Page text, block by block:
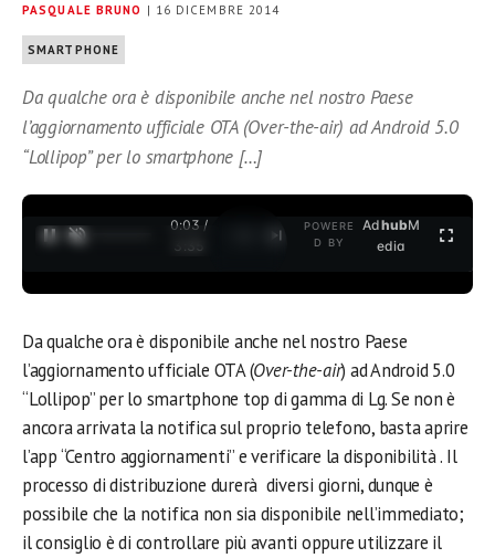
PASQUALE BRUNO | 16 DICEMBRE 2014
SMARTPHONE
Da qualche ora è disponibile anche nel nostro Paese
l’aggiornamento ufficiale OTA (Over-the-air) ad Android 5.0
“Lollipop” per lo smartphone […]
0:03 /
3:35
POWERE
D BY
AdhubM
edia
Da qualche ora è disponibile anche nel nostro Paese
l’aggiornamento ufficiale OTA (Over-the-air) ad Android 5.0
“Lollipop” per lo smartphone top di gamma di Lg. Se non è
ancora arrivata la notifica sul proprio telefono, basta aprire
l’app “Centro aggiornamenti” e verificare la disponibilità . Il
processo di distribuzione durerà diversi giorni, dunque è
possibile che la notifica non sia disponibile nell’immediato;
il consiglio è di controllare più avanti oppure utilizzare il